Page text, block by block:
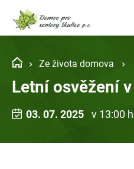
Ze života domova
Letní osvěžení
03. 07. 2025 v 13:00